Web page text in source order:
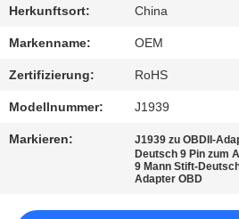
SIE
MIT
UNS
IN
VERBINDUNG
Herkunftsort: China
Markenname: OEM
Zertifizierung: RoHS
Modellnummer: J1939
Markieren: J1939 zu OBDII-
Deutsch 9 Pin zum
9 Mann Stift-
Adapter OBD